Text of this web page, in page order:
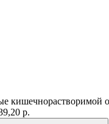
кишечнорастворимой
р.